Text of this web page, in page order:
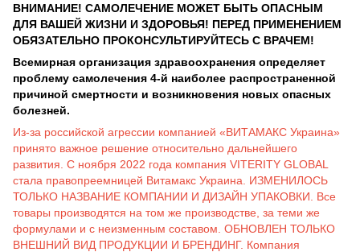
ВНИМАНИЕ! САМОЛЕЧЕНИЕ МОЖЕТ БЫТЬ ОПАСНЫМ
ДЛЯ ВАШЕЙ ЖИЗНИ И ЗДОРОВЬЯ! ПЕРЕД ПРИМЕНЕНИЕМ
ОБЯЗАТЕЛЬНО ПРОКОНСУЛЬТИРУЙТЕСЬ С ВРАЧЕМ!
Всемирная организация здравоохранения определяет
проблему самолечения 4-й наиболее распространенной
причиной смертности и возникновения новых опасных
болезней.
Из-за российской агрессии компанией «ВИТАМАКС Украина»
принято важное решение относительно дальнейшего
развития. С ноября 2022 года компания VITERITY GLOBAL
стала правопреемницей Витамакс Украина. ИЗМЕНИЛОСЬ
ТОЛЬКО НАЗВАНИЕ КОМПАНИИ И ДИЗАЙН УПАКОВКИ. Все
товары производятся на том же производстве, за теми же
формулами и с неизменным составом. ОБНОВЛЕН ТОЛЬКО
ВНЕШНИЙ ВИД ПРОДУКЦИИ И БРЕНДИНГ. Компания